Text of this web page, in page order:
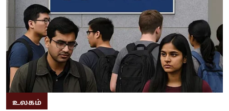
உலகம்